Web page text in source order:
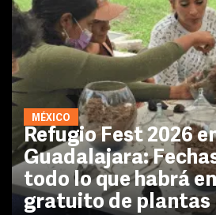
MÉXICO
Refugio Fest 2026
Guadalajara:
todo lo que habrá
gratuito de plantas